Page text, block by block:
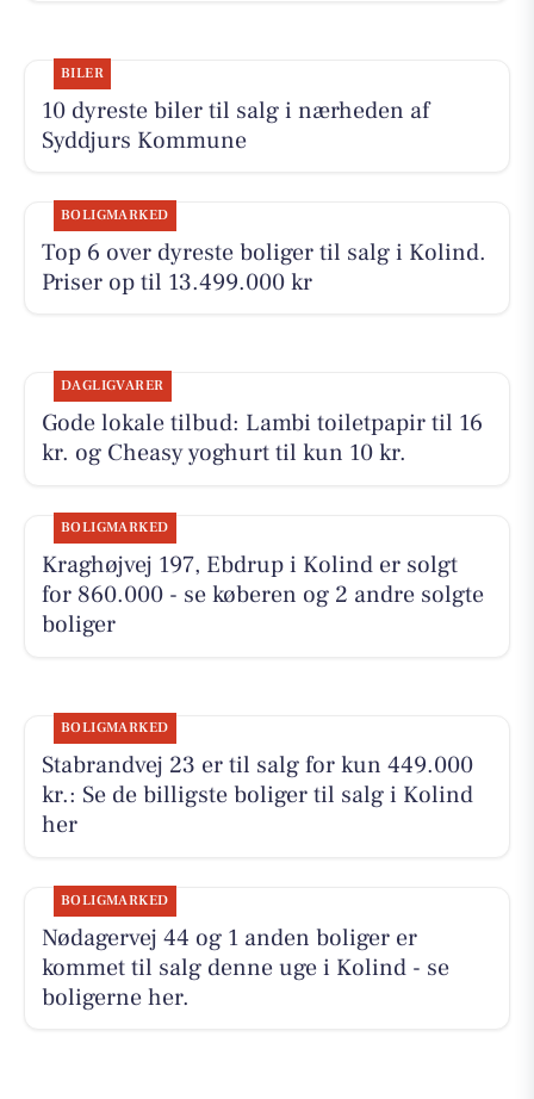
BILER
10 dyreste biler til salg i nærheden af
Syddjurs Kommune
BOLIGMARKED
Top 6 over dyreste boliger til salg i Kolind.
Priser op til 13.499.000 kr
DAGLIGVARER
Gode lokale tilbud: Lambi toiletpapir til 16
kr. og Cheasy yoghurt til kun 10 kr.
BOLIGMARKED
Kraghøjvej 197, Ebdrup i Kolind er solgt
for 860.000 - se køberen og 2 andre solgte
boliger
BOLIGMARKED
Stabrandvej 23 er til salg for kun 449.000
kr.: Se de billigste boliger til salg i Kolind
her
BOLIGMARKED
Nødagervej 44 og 1 anden boliger er
kommet til salg denne uge i Kolind - se
boligerne her.